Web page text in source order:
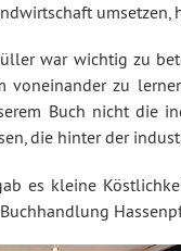
umsetzen,
war wichtig zu
voneinander zu
Buch nicht die
die hinter der
es kleine